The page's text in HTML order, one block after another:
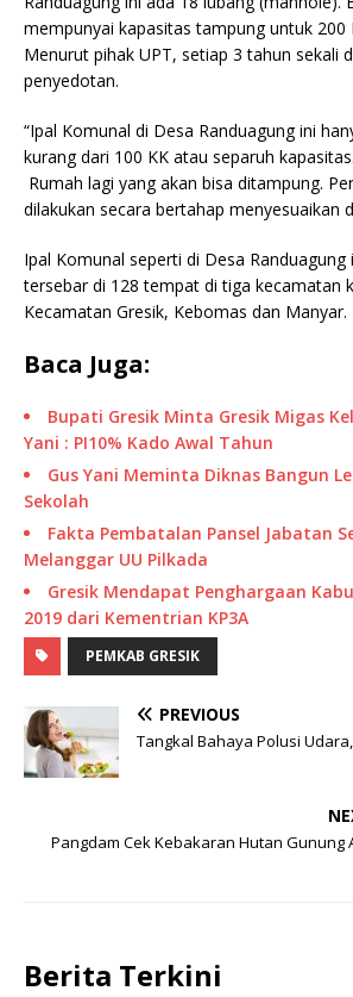
mempunyai kapasitas tampung untuk 200
Menurut pihak UPT, setiap 3 tahun sekali
penyedotan.
“Ipal Komunal di Desa Randuagung ini
kurang dari 100 KK atau separuh
Rumah lagi yang akan bisa ditampung.
dilakukan secara bertahap menyesuaikan
Ipal Komunal seperti di Desa
tersebar di 128 tempat di tiga kecamatan
Kecamatan Gresik, Kebomas dan Manyar.
Baca Juga:
Bupati Gresik Minta Gresik Migas
Yani : PI10% Kado Awal Tahun
Gus Yani Meminta Diknas Bangun
Sekolah
Fakta Pembatalan Pansel Jabatan
Melanggar UU Pilkada
Gresik Mendapat Penghargaan
2019 dari Kementrian KP3A
PEMKAB GRESIK
PREVIOUS
Tangkal Bahaya Polusi
Pangdam Cek Kebakaran Hutan Gunung
Berita Terkini